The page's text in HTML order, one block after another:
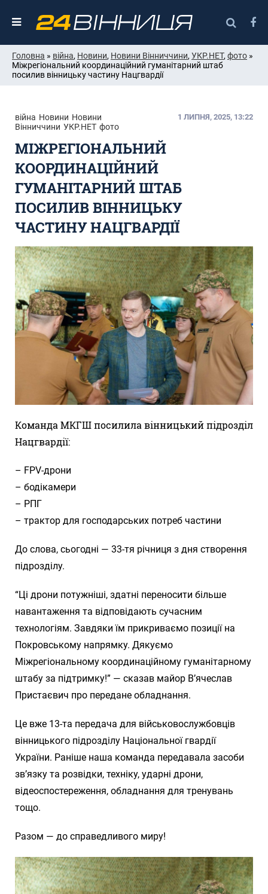
Головна » війна, Новини, Новини Вінниччини, УКР.НЕТ, фото »
Міжрегіональний координаційний гуманітарний штаб
посилив вінницьку частину Нацгвардії
війна Новини Новини
Вінниччини УКР.НЕТ фото
1 ЛИПНЯ, 2025, 13:22
МІЖРЕГІОНАЛЬНИЙ
КООРДИНАЦІЙНИЙ
ГУМАНІТАРНИЙ ШТАБ
ПОСИЛИВ ВІННИЦЬКУ
ЧАСТИНУ НАЦГВАРДІЇ
Команда МКГШ посилила вінницький підрозділ
Нацгвардії:
– FPV-дрони
– бодікамери
– РПГ
– трактор для господарських потреб частини
До слова, сьогодні — 33-тя річниця з дня створення
підрозділу.
“Ці дрони потужніші, здатні переносити більше
навантаження та відповідають сучасним
технологіям. Завдяки їм прикриваємо позиції на
Покровському напрямку. Дякуємо
Міжрегіональному координаційному гуманітарному
штабу за підтримку!” — сказав майор В’ячеслав
Пристаєвич про передане обладнання.
Це вже 13-та передача для військовослужбовців
вінницького підрозділу Національної гвардії
України. Раніше наша команда передавала засоби
зв’язку та розвідки, техніку, ударні дрони,
відеоспостереження, обладнання для тренувань
тощо.
Разом — до справедливого миру!